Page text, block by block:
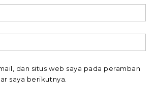
dan situs web saya pada peramban
saya berikutnya.